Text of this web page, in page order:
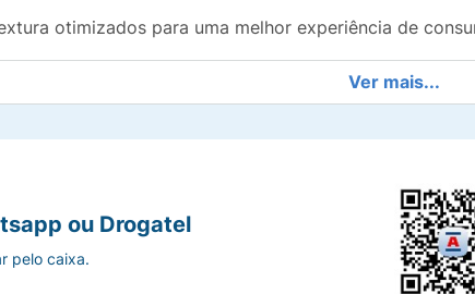
otimizados para uma melhor experiência de
inteiros que proporcionam saciedade e
de 30g perfeita para levar na bolsa, mochila ou
que une saudabilidade e prazer sem complicações.
Ver mais...
ou Drogatel
pelo caixa.